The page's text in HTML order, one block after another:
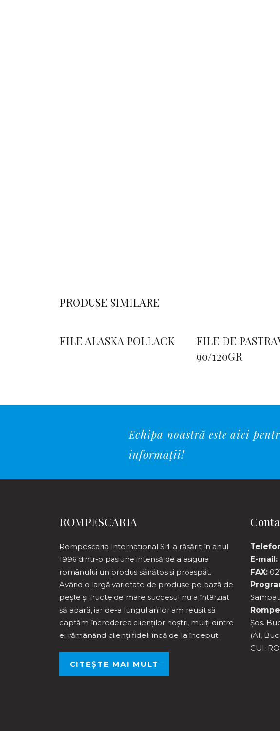
PRODUSE SIMILARE
FILE ALASKA POLLACK
FILE DE
90/120GR
Echipa noastră este aici
informații!
ROMPESCARIA
Rompescaria International Srl. a răsărit în anul
1996 dintr-o pasiune intensă de a asigura
românului un produs sănătos și proaspăt.
Având o largă varietate de produse pe bază de
pește și fructe de mare succesul nu a întârziat
să apară, iar de-a lungul anilor am reușit să
captăm încrederea clienților noștri, mulți dintre
ei rămânând clienți fideli încă de la început.
CITEȘTE MAI MULT
E-mail:
FAX:
Șos.
(A1,
CUI: